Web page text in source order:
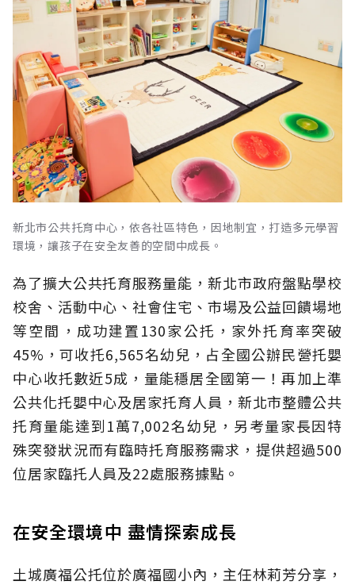
新北市公共托育中心，依各社區特色，因地制宜，打造多元學習
環境，讓孩子在安全友善的空間中成長。
為了擴大公共托育服務量能，新北市政府盤點學校
校舍、活動中心、社會住宅、市場及公益回饋場地
等空間，成功建置130家公托，家外托育率突破
45%，可收托6,565名幼兒，占全國公辦民營托嬰
中心收托數近5成，量能穩居全國第一！再加上準
公共化托嬰中心及居家托育人員，新北市整體公共
托育量能達到1萬7,002名幼兒，另考量家長因特
殊突發狀況而有臨時托育服務需求，提供超過500
位居家臨托人員及22處服務據點。
在安全環境中 盡情探索成長
土城廣福公托位於廣福國小內，主任林莉芳分享，